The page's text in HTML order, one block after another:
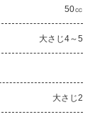
50㏄
大さじ4～5
大さじ2